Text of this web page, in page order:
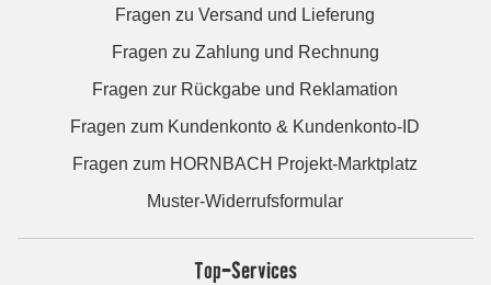
Fragen zu Versand und Lieferung
Fragen zu Zahlung und Rechnung
Fragen zur Rückgabe und Reklamation
Fragen zum Kundenkonto & Kundenkonto-ID
Fragen zum HORNBACH Projekt-Marktplatz
Muster-Widerrufsformular
Top-Services